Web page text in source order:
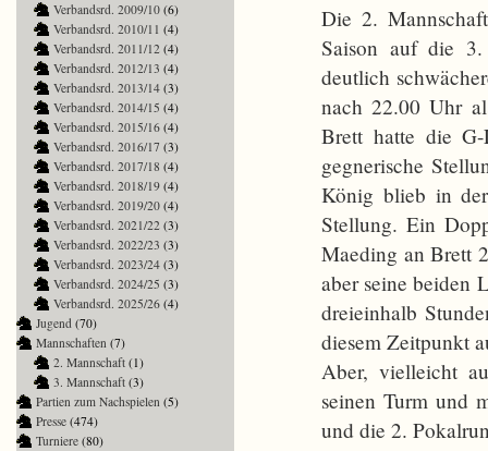
Die 2.
Saison auf die 3.
deutlich
nach 22.00 Uhr
Brett hatte die
gegnerische
König blieb in
Stellung. Ein
Maeding an Brett
aber seine beiden
dreieinhalb
diesem Zeitpunkt
Aber, vielleicht
seinen Turm und
und die 2.
Verbandsrd. 2009/10 (6)
Verbandsrd. 2010/11 (4)
Verbandsrd. 2011/12 (4)
Verbandsrd. 2012/13 (4)
Verbandsrd. 2013/14 (3)
Verbandsrd. 2014/15 (4)
Verbandsrd. 2015/16 (4)
Verbandsrd. 2016/17 (3)
Verbandsrd. 2017/18 (4)
Verbandsrd. 2018/19 (4)
Verbandsrd. 2019/20 (4)
Verbandsrd. 2021/22 (3)
Verbandsrd. 2022/23 (3)
Verbandsrd. 2023/24 (3)
Verbandsrd. 2024/25 (3)
Verbandsrd. 2025/26 (4)
Jugend (70)
Mannschaften (7)
2. Mannschaft (1)
3. Mannschaft (3)
Partien zum Nachspielen (5)
Presse (474)
Turniere (80)